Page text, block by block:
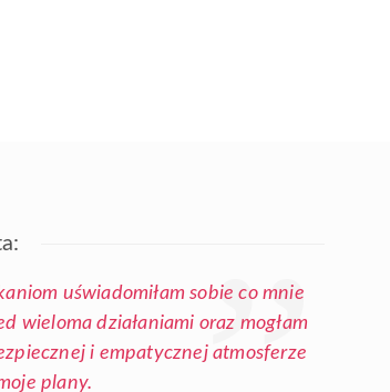
uświadomiłam sobie co mnie
wieloma działaniami oraz mogłam
i empatycznej atmosferze
plany.